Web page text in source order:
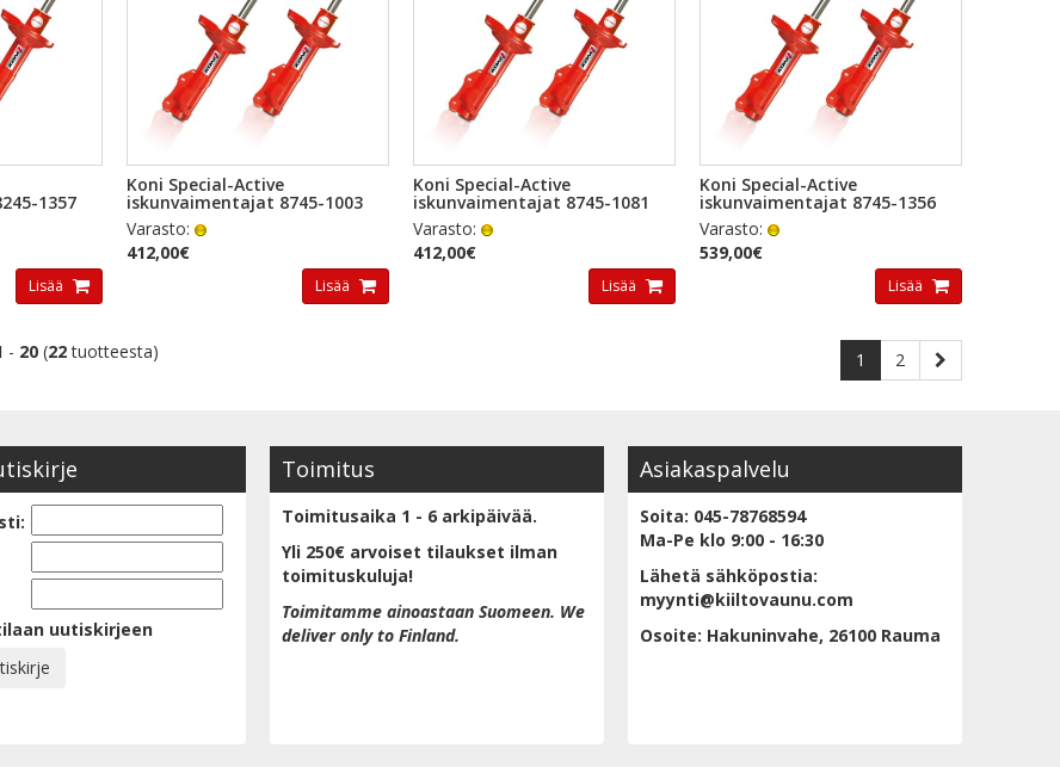
1357
Lisää
PIKAKATSELU
Koni Special-Active
iskunvaimentajat 8745-1003
Varasto:
412,00€
Lisää
PIKAKATSELU
Koni Special-Active
iskunvaimentajat 8745-1081
Varasto:
412,00€
Lisää
PIKAKATSELU
Koni Special-Active
iskunvaimentajat 8745-1356
Varasto:
539,00€
Lisää
- 20 (22tuotteesta) 1 2
uutiskirjeen
Toimitus
Toimitusaika 1 - 6 arkipäivää.
Yli 250€ arvoiset tilaukset ilman
toimituskuluja!
Toimitamme ainoastaan Suomeen. We
deliver only to Finland.
Asiakaspalvelu
Soita: 045-78768594
Ma-Pe klo 9:00 - 16:30
Lähetä sähköpostia:
myynti@kiiltovaunu.com
Osoite: Hakuninvahe, 26100 Rauma